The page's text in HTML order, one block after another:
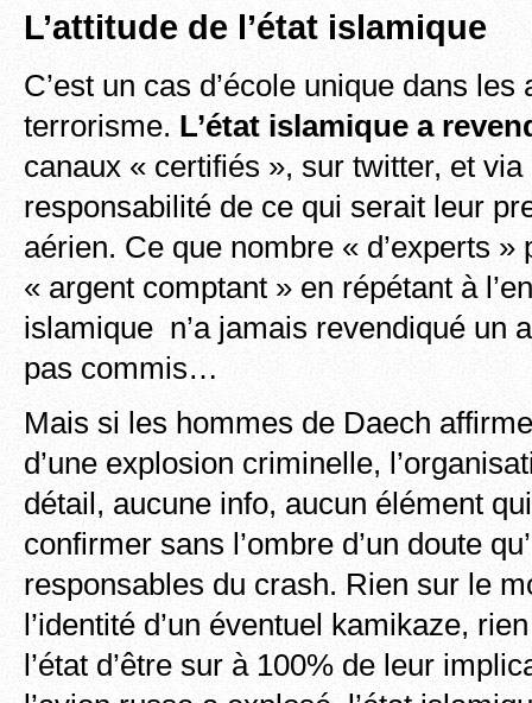
L’attitude de l’état islamique
C’est un cas d’école unique dans les
terrorisme. L’état islamique a
canaux « certifiés », sur twitter, et via
responsabilité de ce qui serait leur
aérien. Ce que nombre « d’experts »
« argent comptant » en répétant à
islamique n’a jamais revendiqué un
pas commis…
Mais si les hommes de Daech
d’une explosion criminelle,
détail, aucune info, aucun élément
confirmer sans l’ombre d’un doute
responsables du crash. Rien sur le
l’identité d’un éventuel kamikaze,
l’état d’être sur à 100% de leur